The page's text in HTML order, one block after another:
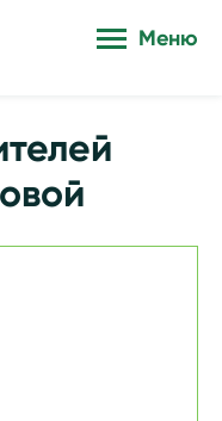
Меню